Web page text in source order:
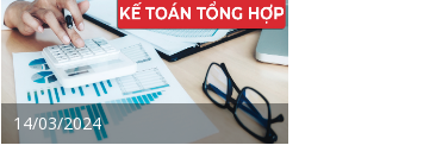
14/03/2024